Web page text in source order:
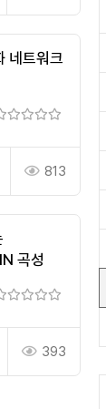
네트워크
813
곡성
393